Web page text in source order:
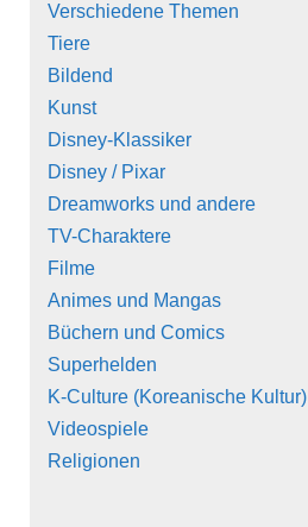
Verschiedene Themen
Tiere
Bildend
Kunst
Disney-Klassiker
Disney / Pixar
Dreamworks und andere
TV-Charaktere
Filme
Animes und Mangas
Büchern und Comics
Superhelden
K-Culture (Koreanische Kultur)
Videospiele
Religionen